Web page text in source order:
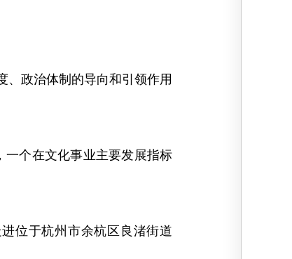
政治体制的导向和引领作用
个在文化事业主要发展指标
位于杭州市余杭区良渚街道